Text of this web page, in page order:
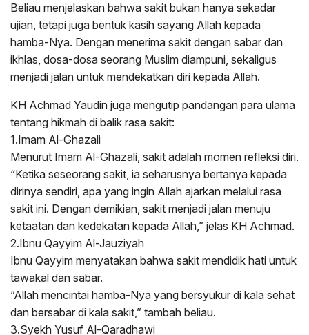
Beliau menjelaskan bahwa sakit bukan hanya sekadar
ujian, tetapi juga bentuk kasih sayang Allah kepada
hamba-Nya. Dengan menerima sakit dengan sabar dan
ikhlas, dosa-dosa seorang Muslim diampuni, sekaligus
menjadi jalan untuk mendekatkan diri kepada Allah.
KH Achmad Yaudin juga mengutip pandangan para ulama
tentang hikmah di balik rasa sakit:
1.Imam Al-Ghazali
Menurut Imam Al-Ghazali, sakit adalah momen refleksi diri.
“Ketika seseorang sakit, ia seharusnya bertanya kepada
dirinya sendiri, apa yang ingin Allah ajarkan melalui rasa
sakit ini. Dengan demikian, sakit menjadi jalan menuju
ketaatan dan kedekatan kepada Allah,” jelas KH Achmad.
2.Ibnu Qayyim Al-Jauziyah
Ibnu Qayyim menyatakan bahwa sakit mendidik hati untuk
tawakal dan sabar.
“Allah mencintai hamba-Nya yang bersyukur di kala sehat
dan bersabar di kala sakit,” tambah beliau.
3.Syekh Yusuf Al-Qaradhawi